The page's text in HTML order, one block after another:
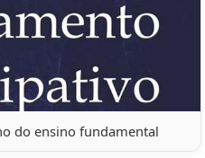
do ensino fundamental